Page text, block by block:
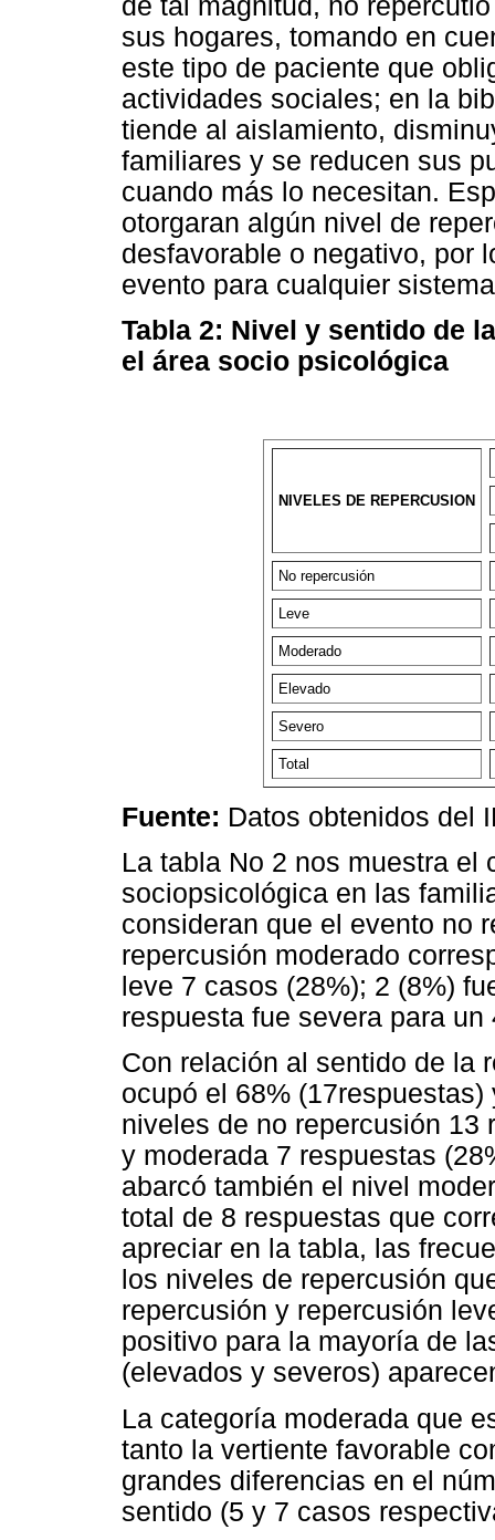
de tal magnitud, no
sus hogares, tomando en
este tipo de paciente que
actividades sociales; en la
tiende al aislamiento,
familiares y se reducen sus
cuando más lo necesitan.
otorgaran algún nivel de
desfavorable o negativo, por
evento para cualquier
Tabla 2: Nivel y sentido de
el área socio psicológica
NIVELES DE REPERCUSION
No repercusión
Leve
Moderado
Elevado
Severo
Total
Fuente: Datos obtenidos del
La tabla No 2 nos muestra el
sociopsicológica en las
consideran que el evento no
repercusión moderado
leve 7 casos (28%); 2 (8%)
respuesta fue severa para
Con relación al sentido de la
ocupó el 68%
niveles de no repercusión 13
y moderada 7 respuestas
abarcó también el nivel
total de 8 respuestas que
apreciar en la tabla, las
los niveles de repercusión
repercusión y repercusión
positivo para la mayoría de
(elevados y severos)
La categoría moderada que
tanto la vertiente favorable
grandes diferencias en el
sentido (5 y 7 casos